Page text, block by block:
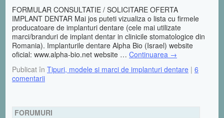
FORMULAR CONSULTATIE / SOLICITARE OFERTA
IMPLANT DENTAR Mai jos puteti vizualiza o lista cu firmele
producatoare de implanturi dentare (cele mai utilizate
marci/branduri de implant dentar in clinicile stomatologice din
Romania). Implanturile dentare Alpha Bio (Israel) website
oficial: www.alpha-bio.net website … Continuarea →
Publicat în Tipuri, modele si marci de implanturi dentare | 6
comentarii
FORUMURI